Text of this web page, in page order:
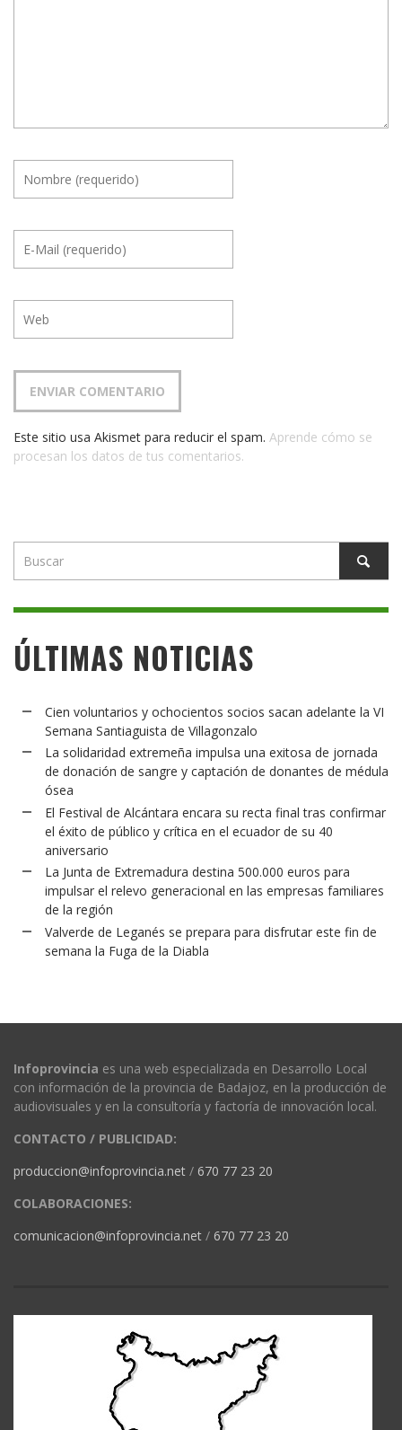
Este sitio usa Akismet para reducir el spam. Aprende cómo se
procesan los datos de tus comentarios.
ÚLTIMAS NOTICIAS
Cien voluntarios y ochocientos socios sacan adelante la VI
Semana Santiaguista de Villagonzalo
La solidaridad extremeña impulsa una exitosa de jornada
de donación de sangre y captación de donantes de médula
ósea
El Festival de Alcántara encara su recta final tras confirmar
el éxito de público y crítica en el ecuador de su 40
aniversario
La Junta de Extremadura destina 500.000 euros para
impulsar el relevo generacional en las empresas familiares
de la región
Valverde de Leganés se prepara para disfrutar este fin de
semana la Fuga de la Diabla
Infoprovincia es una web especializada en Desarrollo Local
con información de la provincia de Badajoz, en la producción de
audiovisuales y en la consultoría y factoría de innovación local.
CONTACTO / PUBLICIDAD:
produccion@infoprovincia.net / 670 77 23 20
COLABORACIONES:
comunicacion@infoprovincia.net / 670 77 23 20